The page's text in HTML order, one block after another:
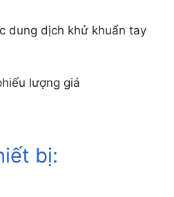
dung dịch khử khuẩn tay
lượng giá
bị: